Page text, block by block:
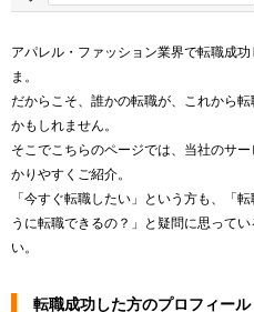
アパレル・ファッション業界で転職成
ま。
だからこそ、誰かの転職が、これから
かもしれません。
そこでこちらのページでは、当社のサ
かりやすくご紹介。
「今すぐ転職したい」という方も、「
うに転職できるの？」と疑問に思って
い。
転職成功した方のプロフィール